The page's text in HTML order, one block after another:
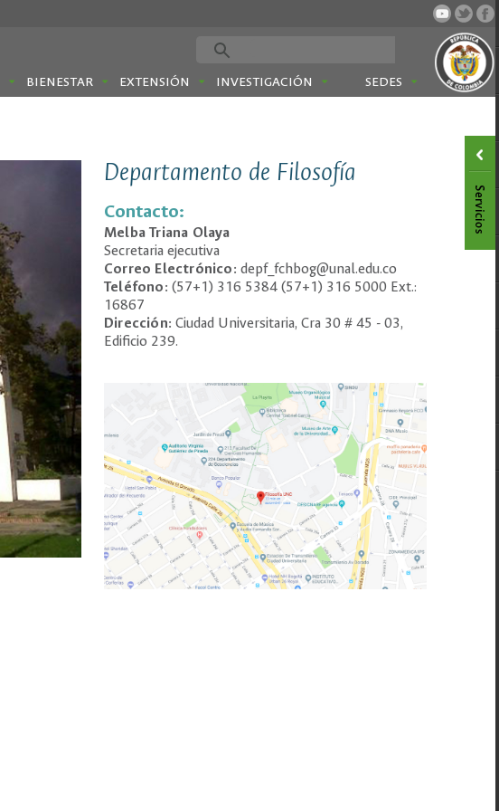
BIENESTAR EXTENSIÓN INVESTIGACIÓN SEDES
Departamento de Filosofía
Contacto:
Melba Triana Olaya
Secretaria ejecutiva
Correo Electrónico: depf_fchbog@unal.edu.co
Teléfono: (57+1) 316 5384 (57+1) 316 5000 Ext.:
16867
Dirección:Ciudad Universitaria, Cra 30 # 45 - 03,
Edificio 239.